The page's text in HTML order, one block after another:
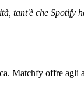
tant'è che Spotify
Matchfy offre agli